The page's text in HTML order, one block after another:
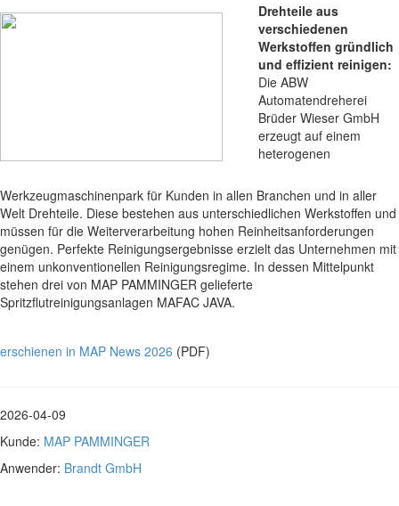
Drehteile aus
verschiedenen
Werkstoffen gründlich
und effizient reinigen:
Die ABW
Automatendreherei
Brüder Wieser GmbH
erzeugt auf einem
heterogenen
Werkzeugmaschinenpark für Kunden in allen Branchen und in aller
Welt Drehteile. Diese bestehen aus unterschiedlichen Werkstoffen und
müssen für die Weiterverarbeitung hohen Reinheitsanforderungen
genügen. Perfekte Reinigungsergebnisse erzielt das Unternehmen mit
einem unkonventionellen Reinigungsregime. In dessen Mittelpunkt
stehen drei von MAP PAMMINGER gelieferte
Spritzflutreinigungsanlagen MAFAC JAVA.
erschienen in MAP News 2026 (PDF)
2026-04-09
Kunde: MAP PAMMINGER
Anwender: Brandt GmbH